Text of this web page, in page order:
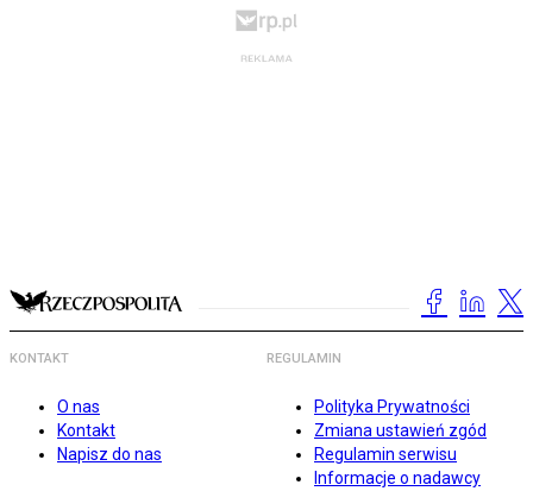
KONTAKT
O nas
Kontakt
Napisz do nas
REGULAMIN
Polityka Prywatności
Zmiana ustawień zgód
Regulamin serwisu
Informacje o nadawcy